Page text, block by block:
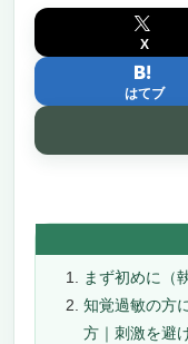
X
はてブ
まず初めに（
知覚過敏の方
方｜刺激を避